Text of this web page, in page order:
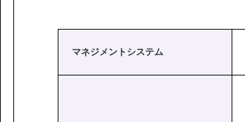
マネジメントシステム